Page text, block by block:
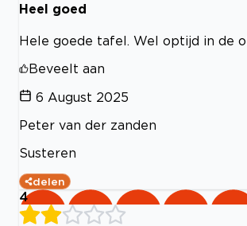
Heel goed
Hele goede tafel. Wel optijd in de
Beveelt aan
6 August 2025
Peter van der zanden
Susteren
delen
4